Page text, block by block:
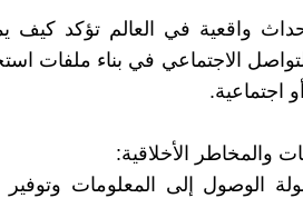
واقعية في العالم تؤكد كيف
الاجتماعي في بناء ملفات
اجتماعية.
والمخاطر الأخلاقية:
الوصول إلى المعلومات وتوفير